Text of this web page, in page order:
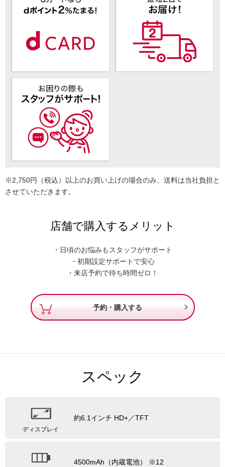
※2,750円（税込）以上のお買い上げの場合のみ、送料は当社負担と
させていただきます。
店舗で購入するメリット
・日頃のお悩みもスタッフがサポート
・初期設定サポートで安心
・来店予約で待ち時間ゼロ！
予約・購入する 
スペック
ディスプレイ
約6.1インチ HD+／TFT
4500mAh（内蔵電池） ※12